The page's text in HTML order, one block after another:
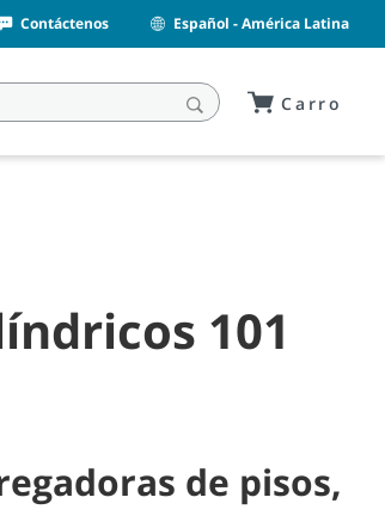
Contáctenos Español - América Latina
Carro
101
de pisos,